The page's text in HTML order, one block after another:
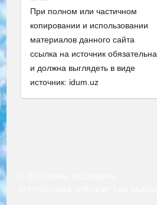
При полном или частичном
копировании и использовании
материалов данного сайта
ссылка на источник обязательна
и должна выглядеть в виде
источник: idum.uz